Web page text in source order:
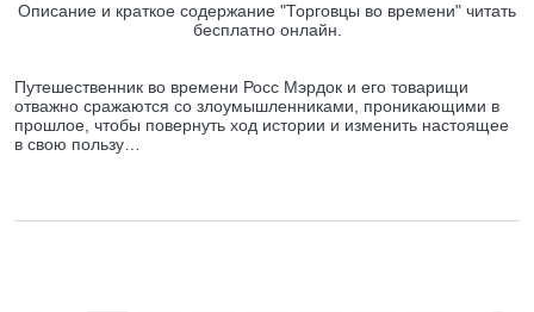
Описание и краткое содержание "Торговцы во времени" читать
бесплатно онлайн.
Путешественник во времени Росс Мэрдок и его товарищи
отважно сражаются со злоумышленниками, проникающими в
прошлое, чтобы повернуть ход истории и изменить настоящее
в свою пользу…